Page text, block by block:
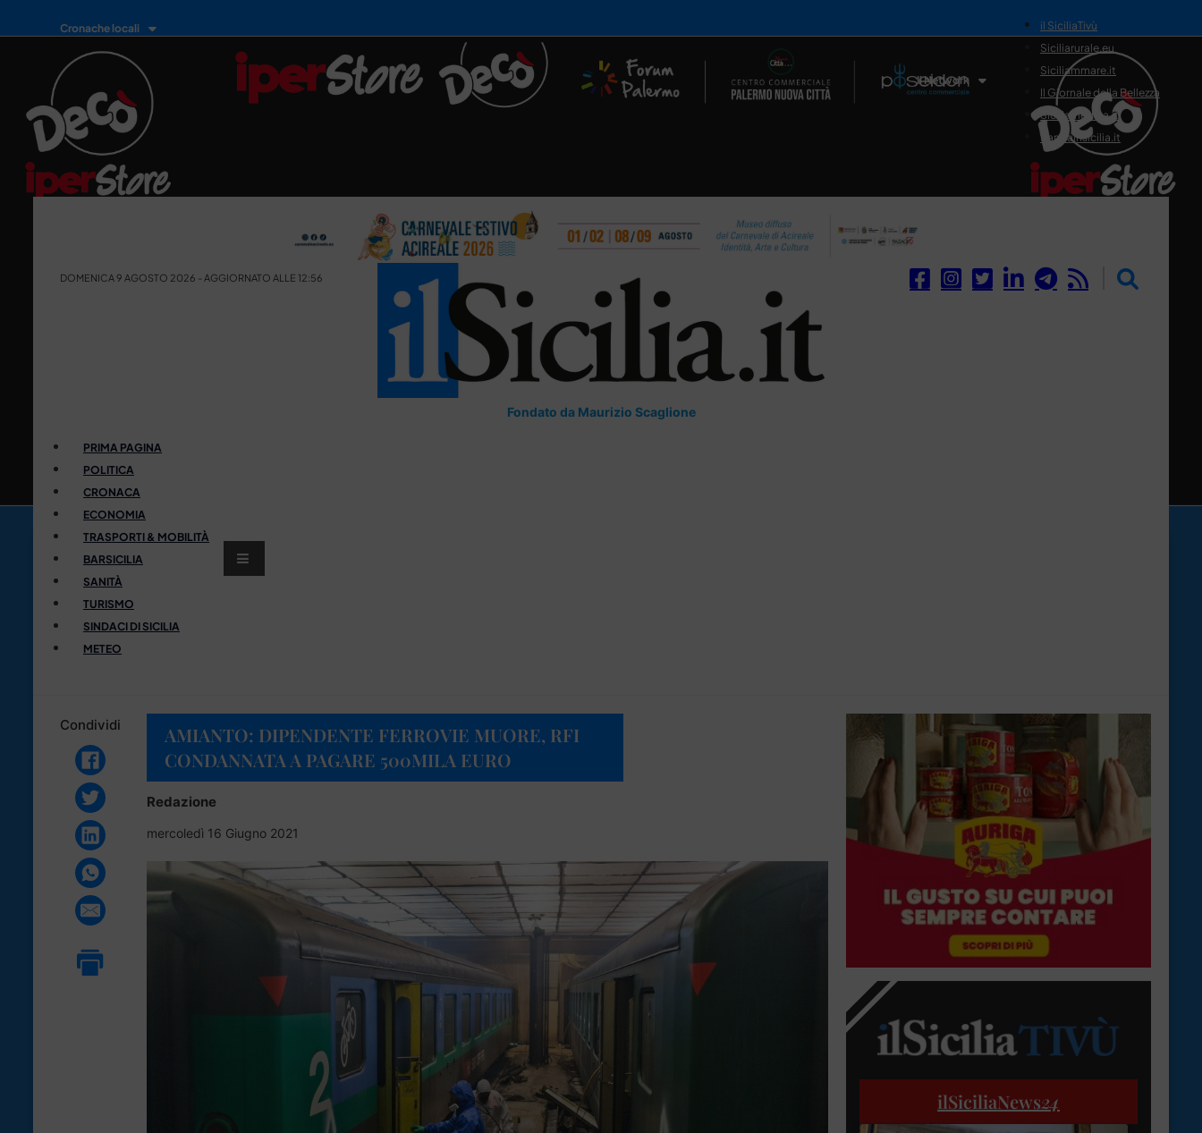
Cronache locali
Il Network
il SiciliaTivù
Siciliarurale.eu
Siciliammare.it
Il Giornale della Bellezza
Siciliamedica.it
Sanitainsicilia.it
DOMENICA 9 AGOSTO 2026 - AGGIORNATO ALLE 12:56
Fondato da Maurizio Scaglione
PRIMA PAGINA
POLITICA
CRONACA
ECONOMIA
TRASPORTI & MOBILITÀ
BARSICILIA
SANITÀ
TURISMO
SINDACI DI SICILIA
METEO
Condividi
AMIANTO: DIPENDENTE FERROVIE MUORE, RFI
CONDANNATA A PAGARE 500MILA EURO
Redazione
mercoledì 16 Giugno 2021
ilSiciliaNews24